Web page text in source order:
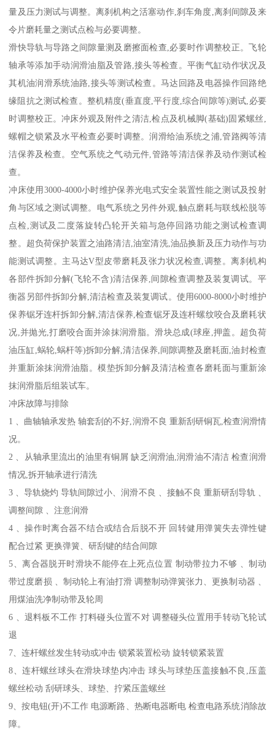
量及压力测试与调整。离刹机构之活塞动作,刹车角度,离刹间隙及来
令片磨耗量之测试点检与必要调整。
滑快导轨与导路之间隙量测及磨擦面检查,必要时作调整校正。飞轮
轴承等添加手动润滑油脂及管路,接头等检查。平衡气缸动作状况及
其机油润滑系统油路,接头等测试检查。马达回路及电器操作回路绝
缘阻抗之测试检查。整机精度(垂直度,平行度,综合间隙等)测试,必要
时调整校正。冲床外观及附件之清洁,检点及机械脚(基础)固紧螺丝,
螺帽之锁紧及水平检查必要时调整。润滑给油系统之浦,管路阀等清
洁保养及检查。空气系统之气动元件,管路等清洁保养及动作测试检
查。
冲床使用3000-4000小时维护保养光电式安全装置性能之测试及投射
角与区域之测试调整。电气系统之另件外观,触点磨耗与联线松脱等
点检,测试及二度落旋转凸轮开关箱与急停回路功能之测试检查调
整。超负荷保护装置之油路清洁,油室清洗,油品换新及压力动作与功
能测试调整。主马达V型皮带磨耗及张力状况检查,调整。离刹机构
各部件拆卸分解(飞轮不含)清洁保养,间隙检查调整及装复调试。平
衡器另部件拆卸分解,清洁检查及装复调试。使用6000-8000小时维护
保养锯牙连杆拆卸分解,清洁保养,检查锯牙及连杆螺纹咬合及磨耗状
况,并抛光,打磨咬合面并涂抹润滑脂。滑块总成(球座,押盖。超负荷
油压缸,蜗轮,蜗杆等)拆卸分解,清洁保养,间隙调整及磨耗面,油封检查
并重新涂抹润滑油脂。模垫拆卸分解及清洁检查各磨耗面与重新涂
抹润滑脂后组装试车。
冲床故障与排除
1 、曲轴轴承发热 轴套刮的不好,润滑不良 重新刮研铜瓦,检查润滑情
况。
2 、从轴承里流出的油里有铜屑 缺乏润滑油,润滑油不清洁 检查润滑
情况,拆开轴承进行清洗
3 、导轨烧灼 导轨间隙过小、润滑不良 、接触不良 重新研刮导轨 、
调整间隙 、注意润滑
4 、操作时离合器不结合或结合后脱不开 回转健用弹簧失去弹性键
配合过紧 更换弹簧、研刮键的结合间隙
5、离合器脱开时滑块不能停在上死点位置 制动带拉力不够 、制动
带过度磨损 、制动轮上有油打滑 调整制动弹簧张力、更换制动器 、
用煤油洗净制动带及轮周
6 、退料板不工作 打料碰头位置不对 调整碰头位置用手转动飞轮试
退
7、连杆螺丝发生转动或冲击 锁紧装置松动 旋转锁紧装置
8、连杆螺丝球头在滑块球垫内冲击 球头与球垫压盖接触不良,压盖
螺丝松动 刮研球头、球垫、拧紧压盖螺丝
9、按电钮(开)不工作 电源断路、热断电器断电 检查电路系统消除故
障。